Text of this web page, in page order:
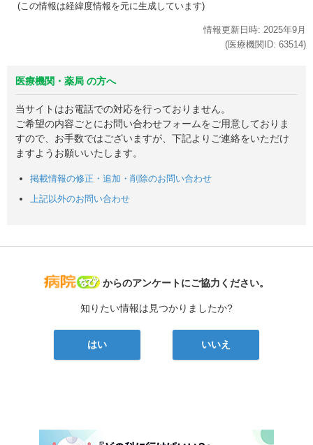
(この情報は経緯度情報を元に生成しています)
情報更新日時: 2025年9月
(医療機関ID: 63514)
医療機関・薬局 の方へ
当サイトはお電話での対応を行っておりません。
ご希望の内容ごとにお問い合わせフォームをご用意しておりま
すので、お手数ではございますが、下記よりご連絡をいただけ
ますようお願いいたします。
掲載情報の修正・追加・削除のお問い合わせ
上記以外のお問い合わせ
病院なび
からのアンケートにご協力ください。
知りたい情報は見つかりましたか?
はい いいえ